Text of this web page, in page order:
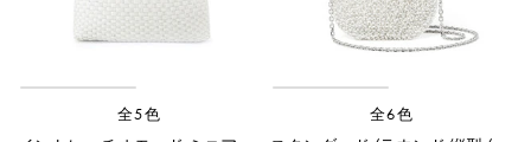
全5色 全6色